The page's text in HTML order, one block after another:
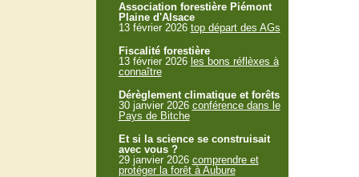
Association forestière Piémont
Plaine d'Alsace
13 février 2026 top départ des AGs
Fiscalité forestière
13 février 2026 les bons réflèxes à
connaître
Dérèglement climatique et forêts
30 janvier 2026 conférence dans le
Pays de Bitche
Et si la science se construisait
avec vous ?
29 janvier 2026 comprendre et
protéger la forêt à Aubure